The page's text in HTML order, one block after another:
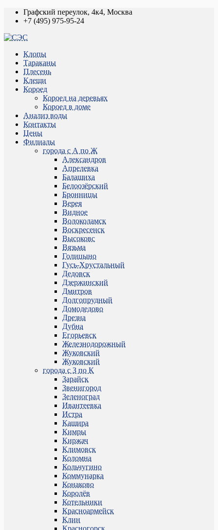
Графский переулок, 4к4, Москва
+7 (495) 975-95-24
Клопы
Тараканы
Плесень
Клещи
Короед
Короед на деревьях
Короед в доме
Анализ воды
Контакты
Цены
Филиалы
города с А по Ж
Александров
Апрелевка
Балашиха
Белоозёрский
Бронницы
Верея
Видное
Волоколамск
Воскресенск
Высоковс
Вязьма
Голицыно
Гусь-Хрустальный
Дедовск
Дзержинский
Дмитров
Долгопрудный
Домодедово
Дрезна
Дубна
Егорьевск
Железнодорожный
Жуковский
Жуковский
города с З по К
Зарайск
Звенигород
Зеленоград
Ивантеевка
Истра
Кашира
Кимры
Киржач
Климовск
Коломна
Кольчугино
Коммунарка
Конаково
Королёв
Котельники
Красноармейск
Клин
Красногорск